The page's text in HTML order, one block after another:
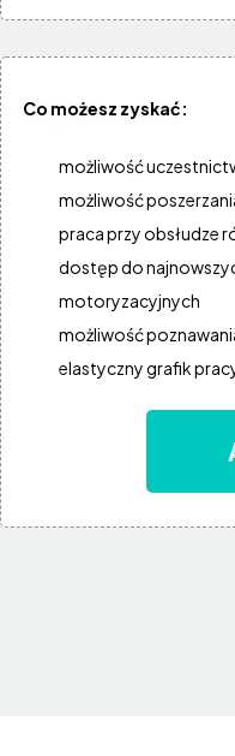
Co możesz zyskać:
możliwość
możliwość
praca przy obsłudze
dostęp do
motoryzacyjnych
możliwość
elastyczny grafik